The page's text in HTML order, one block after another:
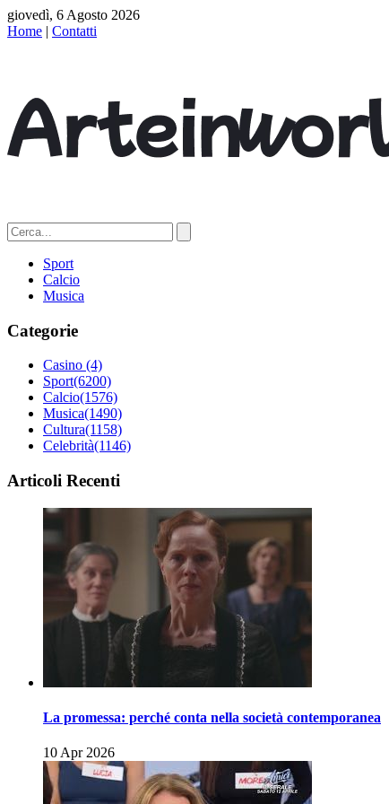
giovedì, 6 Agosto 2026
Home | Contatti
Sport
Calcio
Musica
Categorie
Casino (4)
Sport(6200)
Calcio(1576)
Musica(1490)
Cultura(1158)
Celebrità(1146)
Articoli Recenti
La promessa: perché conta nella società contemporanea
10 Apr 2026